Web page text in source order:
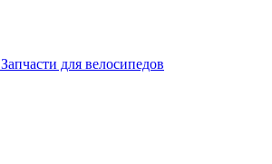
Запчасти для велосипедов